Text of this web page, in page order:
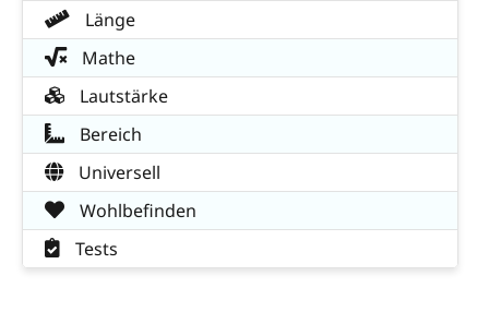
Länge
Mathe
Lautstärke
Bereich
Universell
Wohlbefinden
Tests